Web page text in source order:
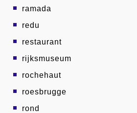
ramada
redu
restaurant
rijksmuseum
rochehaut
roesbrugge
rond